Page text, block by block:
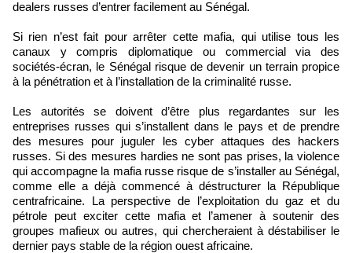
dealers russes d’entrer facilement au Sénégal.
Si rien n’est fait pour arrêter cette mafia, qui utilise tous les
canaux y compris diplomatique ou commercial via des
sociétés-écran, le Sénégal risque de devenir un terrain propice
à la pénétration et à l’installation de la criminalité russe.
Les autorités se doivent d’être plus regardantes sur les
entreprises russes qui s’installent dans le pays et de prendre
des mesures pour juguler les cyber attaques des hackers
russes. Si des mesures hardies ne sont pas prises, la violence
qui accompagne la mafia russe risque de s’installer au Sénégal,
comme elle a déjà commencé à déstructurer la République
centrafricaine. La perspective de l’exploitation du gaz et du
pétrole peut exciter cette mafia et l’amener à soutenir des
groupes mafieux ou autres, qui chercheraient à déstabiliser le
dernier pays stable de la région ouest africaine.